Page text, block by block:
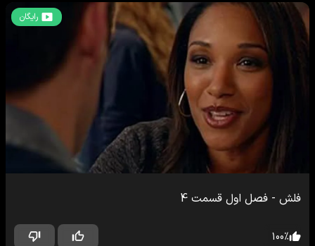
رایگان
فلش - فصل اول قسمت 4
100%